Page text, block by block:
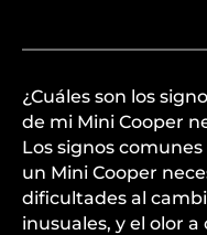
¿Cuáles son los
de mi Mini Cooper
Los signos
un Mini Cooper
dificultades al
inusuales, y el olor